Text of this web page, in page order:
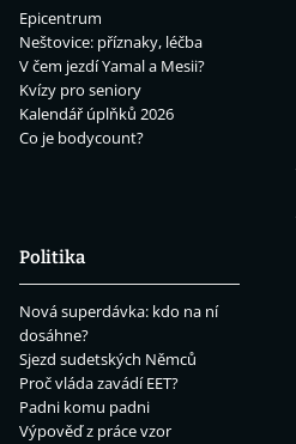
Epicentrum
Neštovice: příznaky, léčba
V čem jezdí Yamal a Mesii?
Kvízy pro seniory
Kalendář úplňků 2026
Co je bodycount?
Politika
Nová superdávka: kdo na ní
dosáhne?
Sjezd sudetských Němců
Proč vláda zavádí EET?
Padni komu padni
Výpověď z práce vzor